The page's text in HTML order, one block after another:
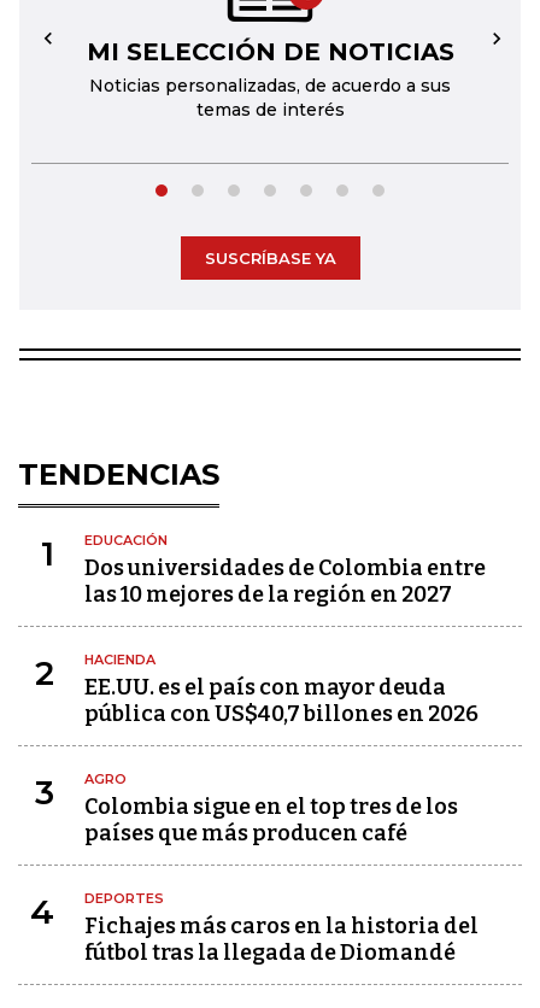
MI SELECCIÓN DE NOTICIAS
Noticias personalizadas, de acuerdo a sus
temas de interés
← →
SUSCRÍBASE YA
TENDENCIAS
1 EDUCACIÓN
Dos universidades de Colombia entre
las 10 mejores de la región en 2027
2 HACIENDA
EE.UU. es el país con mayor deuda
pública con US$40,7 billones en 2026
3 AGRO
Colombia sigue en el top tres de los
países que más producen café
4 DEPORTES
Fichajes más caros en la historia del
fútbol tras la llegada de Diomandé